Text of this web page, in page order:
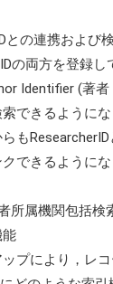
との連携および
の両方を登録し
Identifier (著者
できるように
もResearcherID
できるようにな
所属機関包括検
プにより，レ